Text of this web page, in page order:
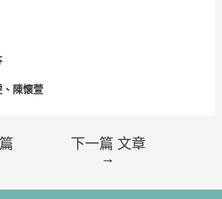
陳懷萱
下一篇 文章
→